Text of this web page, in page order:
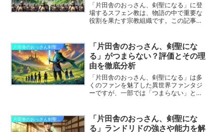
「片田舎のおっさん、剣聖になる」に登
場するスフェン教は、物語の中で重要な
役割を果たす宗教組織です。この記事で
「片田舎のおっさん、剣聖にな
る」がつまらない？評価とその理
由を徹底分析
「片田舎のおっさん、剣聖になる」は多
くのファンを魅了した異世界ファンタジ
ーですが、一部では「つまらない」との
作品の魅力を改めて整理します。作品の
評価を深く掘り下げることで、その真の
「片田舎のおっさん、剣聖にな
る」ランドリドの強さや能力を解